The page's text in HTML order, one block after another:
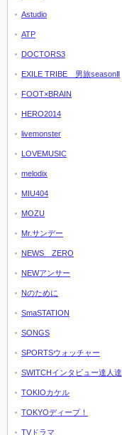
Astudio
ATP
DOCTORS3
EXILE TRIBE 男旅seasonⅡ
FOOT×BRAIN
HERO2014
livemonster
LOVEMUSIC
melodix
MIU404
MOZU
Mr.サンデー
NEWS ZERO
NEWアンサー
Nのために
SmaSTATION
SONGS
SPORTSウォッチャー
SWITCHインタビュー達人達
TOKIOカケル
TOKYOディープ！
TVドラマ